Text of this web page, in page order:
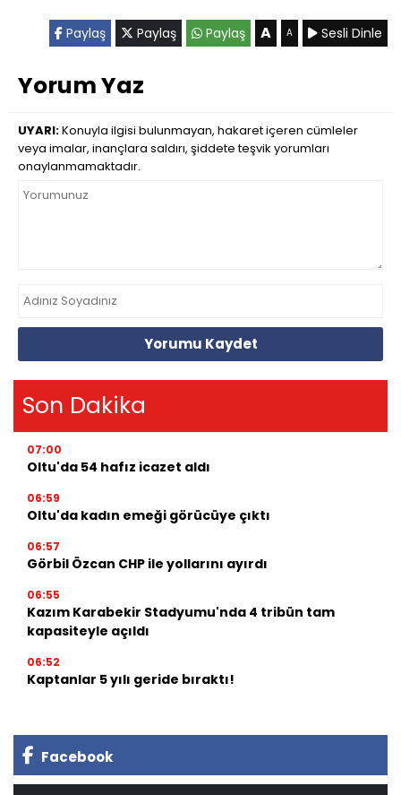
Paylaş Paylaş Paylaş A A Sesli Dinle
Yorum Yaz
UYARI:Konuyla ilgisi bulunmayan, hakaret içeren cümleler
veya imalar, inançlara saldırı, şiddete teşvik yorumları
onaylanmamaktadır.
Yorumu Kaydet
Son Dakika
07:00
Oltu'da 54 hafız icazet aldı
06:59
Oltu'da kadın emeği görücüye çıktı
06:57
Görbil Özcan CHP ile yollarını ayırdı
06:55
Kazım Karabekir Stadyumu'nda 4 tribün tam
kapasiteyle açıldı
06:52
Kaptanlar 5 yılı geride bıraktı!
Facebook